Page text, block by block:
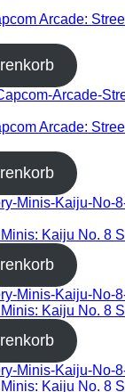
Arcade:
Arcade:
Kaiju No. 8
Kaiju No. 8
Kaiju No. 8